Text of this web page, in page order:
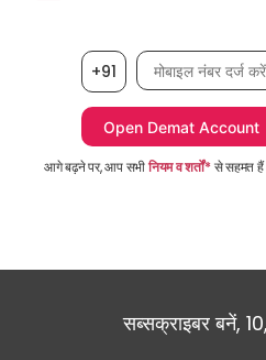
+91 मोबाइल नंबर आवश्यक है
आगे बढ़ने पर, आप सभीनियम व शर्तों*से सहमत हैं
सब्सक्राइबर बनें,